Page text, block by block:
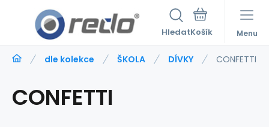
Hledat Menu
dle kolekce ŠKOLA DÍVKY CONFETTI
CONFETTI